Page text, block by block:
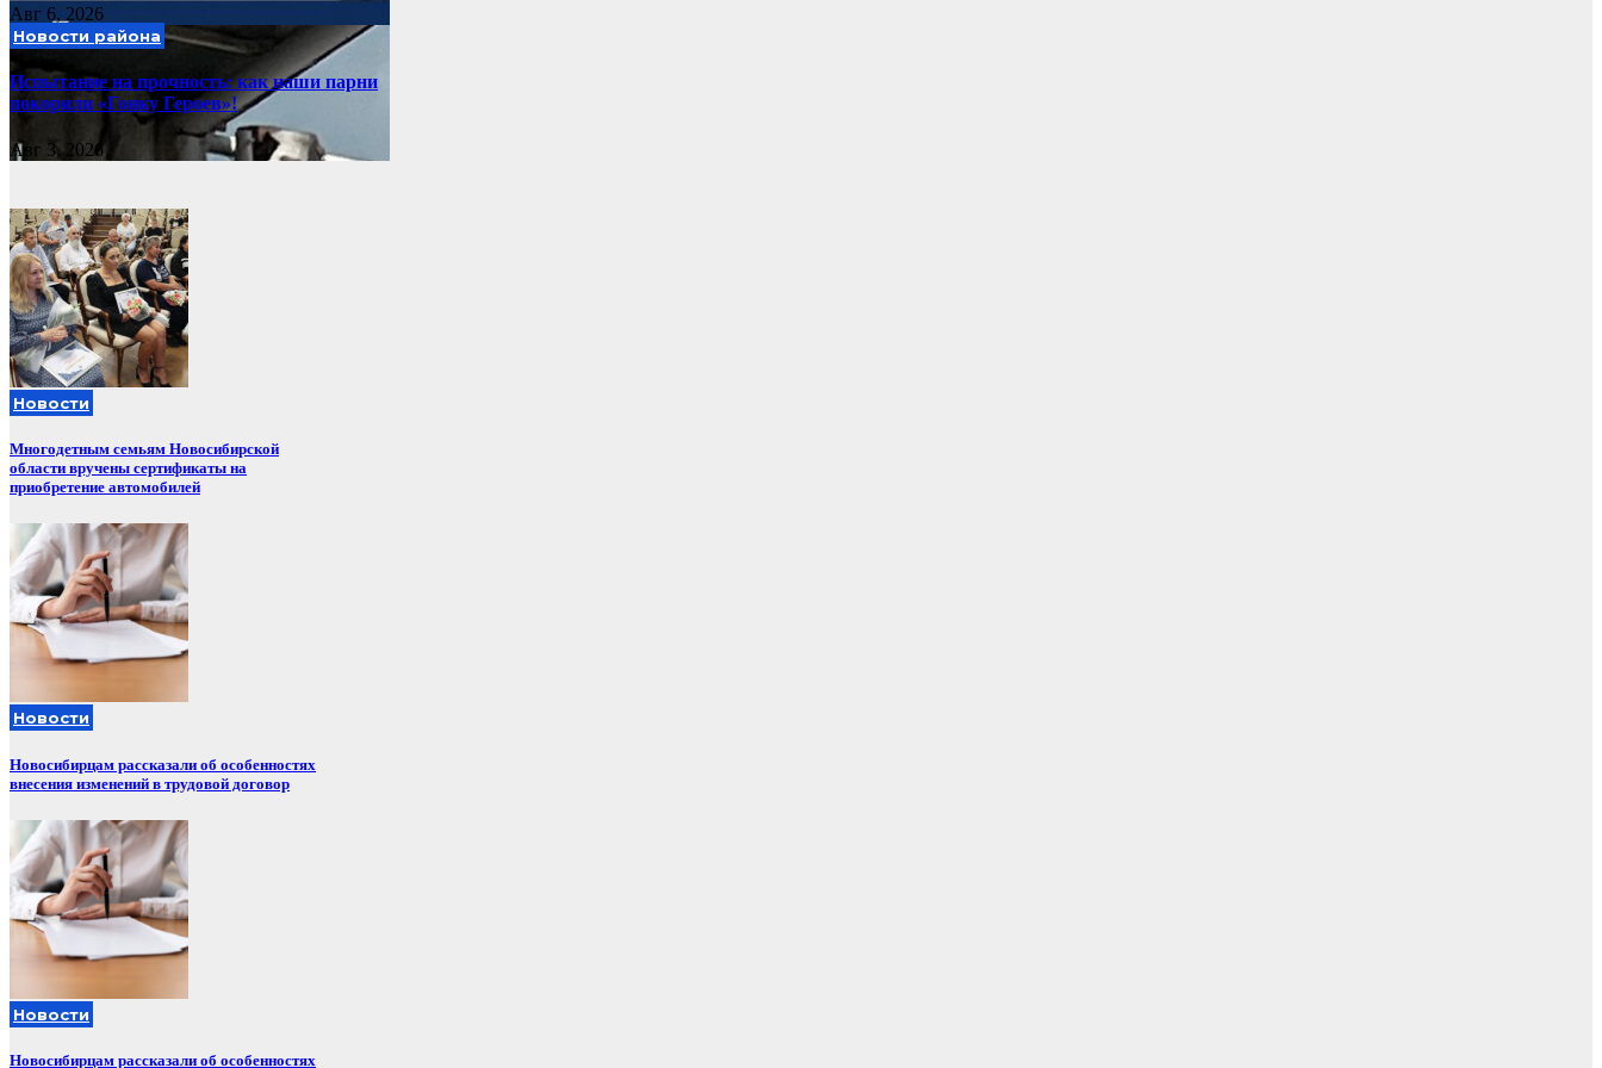
Авг 6, 2026
Новости района
Испытание на прочность: как наши парни
покорили «Гонку Героев»!
Авг 3, 2026
Новости
Многодетным семьям Новосибирской
области вручены сертификаты на
приобретение автомобилей
Новости
Новосибирцам рассказали об особенностях
внесения изменений в трудовой договор
Новости
Новосибирцам рассказали об особенностях